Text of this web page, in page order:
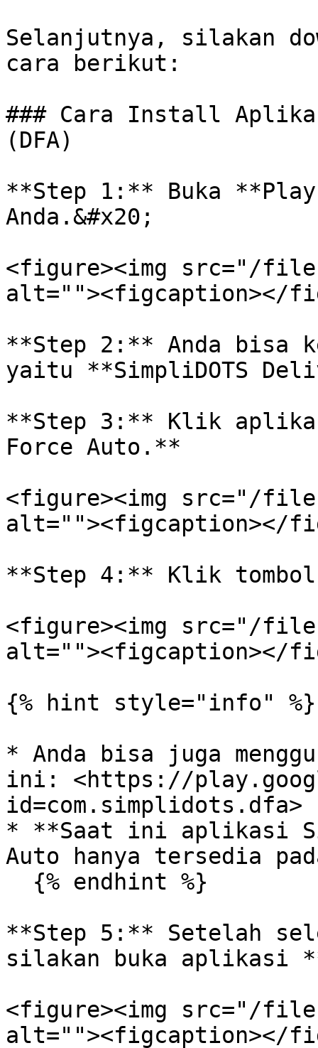
Selanjutnya, silakan
cara berikut:
### Cara Install
(DFA)
**Step 1:** Buka
Anda.&#x20;
<figure><img src="/
alt=""><figcaption></
**Step 2:** Anda bisa
yaitu **SimpliDOTS
**Step 3:** Klik
Force Auto.**
<figure><img src="/files/
alt=""><figcaption></
**Step 4:** Klik
<figure><img src="/files/
alt=""><figcaption></
{% hint style="info" %}
* Anda bisa juga
ini: <https://
id=com.simplidots.dfa>
* **Saat ini aplikasi
Auto hanya tersedia
**Step 5:** Setelah
silakan buka aplikasi
<figure><img src="/
alt=""><figcaption></